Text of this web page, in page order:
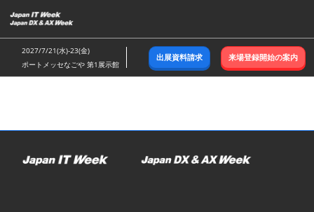
キ
ッ
し
む
2027/7/21(水)-23(金)
ポートメッセなごや 第1展示館
出展資料請求 来場登録開始の案内